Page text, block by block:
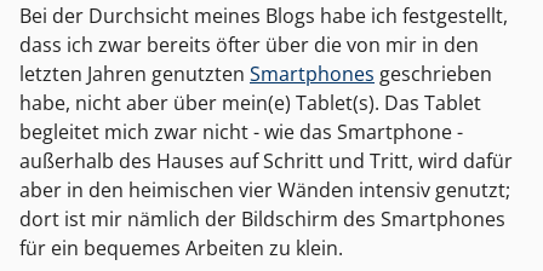
Bei der Durchsicht meines Blogs habe ich festgestellt,
dass ich zwar bereits öfter über die von mir in den
letzten Jahren genutzten Smartphones geschrieben
habe, nicht aber über mein(e) Tablet(s). Das Tablet
begleitet mich zwar nicht - wie das Smartphone -
außerhalb des Hauses auf Schritt und Tritt, wird dafür
aber in den heimischen vier Wänden intensiv genutzt;
dort ist mir nämlich der Bildschirm des Smartphones
für ein bequemes Arbeiten zu klein.